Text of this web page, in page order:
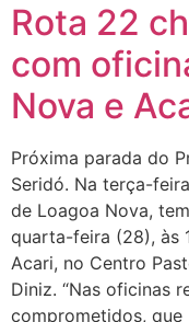
Rota 22
com
Nova e
Próxima parada do
Seridó. Na terça-
de Loagoa Nova,
quarta-feira (28), às
Acari, no Centro
Diniz. “Nas oficinas
comprometidos,